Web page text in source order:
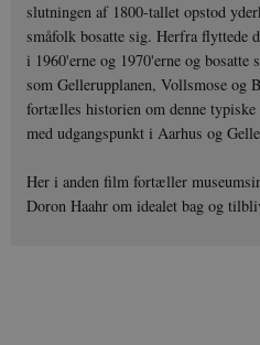
slutningen af 1800-tallet opstod
småfolk bosatte sig. Herfra flyttede
i 1960'erne og 1970'erne og
som Gellerupplanen, Vollsmose
fortælles historien om denne
med udgangspunkt i Aarhus og
Her i anden film fortæller
Doron Haahr om idealet bag og